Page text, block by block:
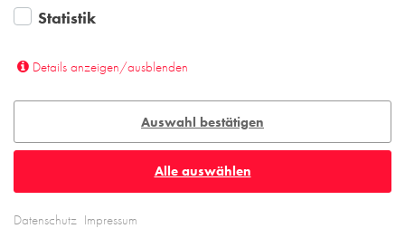
Statistik
Details anzeigen/ausblenden
Auswahl bestätigen
Alle auswählen
Datenschutz Impressum